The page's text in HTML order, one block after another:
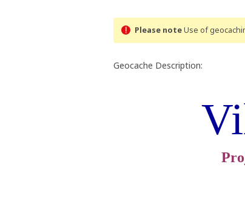
Please noteUse of
Geocache Description: